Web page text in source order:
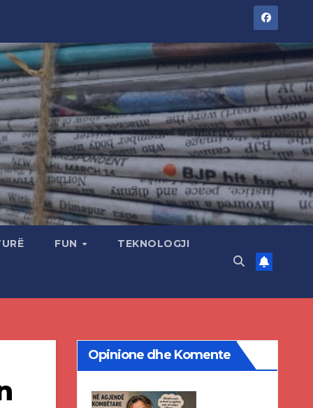
FUN TEKNOLOGJI
Opinione dhe Komente